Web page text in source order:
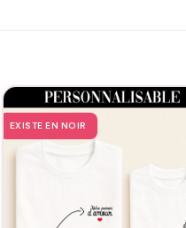
est unique, et ce T-
et la couleur noire
raconte une histoire.
shirt, vous offrez plus
importantes pour
EXISTE EN NOIR